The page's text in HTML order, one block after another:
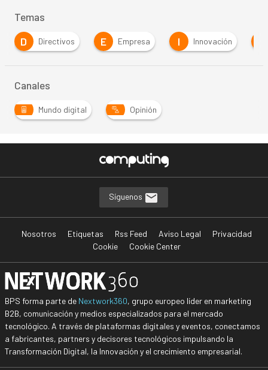
Temas
D
Directivos E Empresa I Innovación
Canales
Mundo digital Opinión
Síguenos
Nosotros Etiquetas Rss Feed Aviso Legal
Privacidad
Cookie
Cookie Center
BPS forma parte de Nextwork360, grupo europeo líder en marketing
B2B, comunicación y medios especializados para el mercado
tecnológico. A través de plataformas digitales y eventos, conectamos
a fabricantes, partners y decisores tecnológicos impulsando la
Transformación Digital, la Innovación y el crecimiento empresarial.